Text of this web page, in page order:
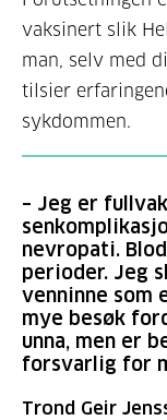
vaksinert slik
man, selv med
tilsier
sykdommen.
– Jeg er
nevropati.
perioder. Jeg
venninne som
mye besøk
unna, men er
forsvarlig for
Trond Geir